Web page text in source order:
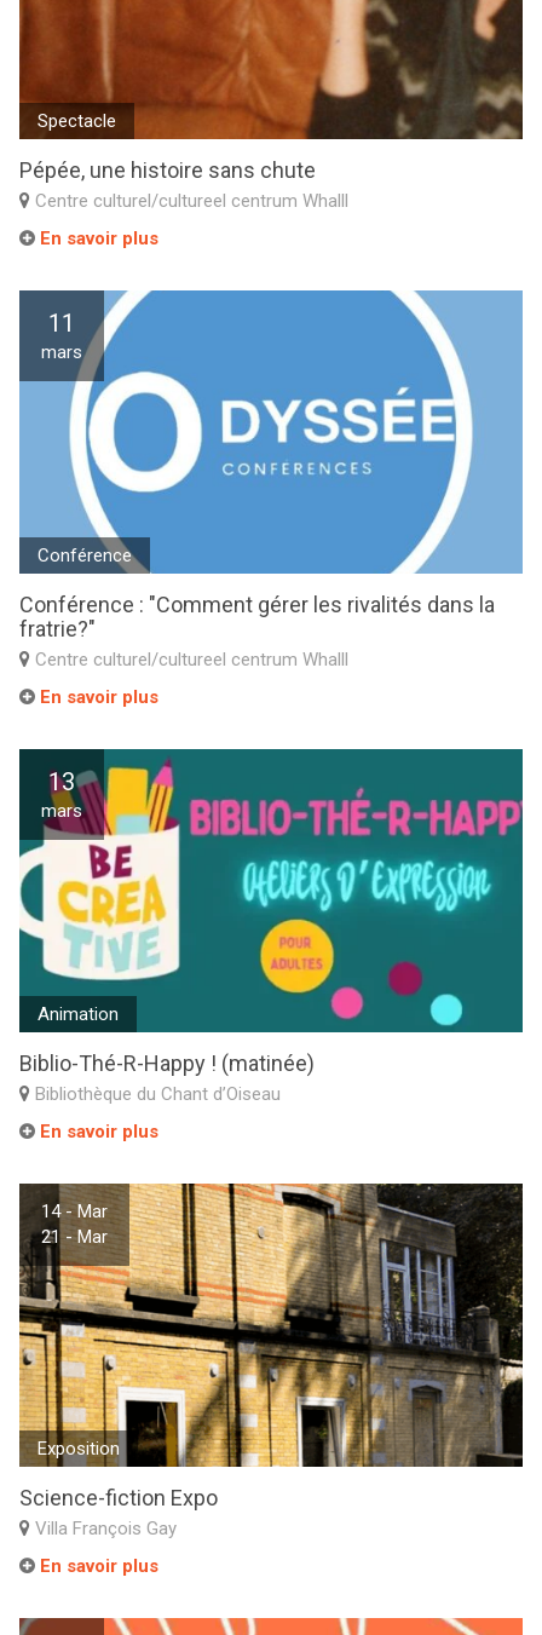
Spectacle
Pépée, une histoire sans chute
Centre culturel/cultureel centrum Whalll
En savoir plus
11
mars
Conférence
Conférence : "Comment gérer les rivalités dans la
fratrie?"
Centre culturel/cultureel centrum Whalll
En savoir plus
13
mars
Animation
Biblio-Thé-R-Happy ! (matinée)
Bibliothèque du Chant d’Oiseau
En savoir plus
14 - Mar
21 - Mar
Exposition
Science-fiction Expo
Villa François Gay
En savoir plus